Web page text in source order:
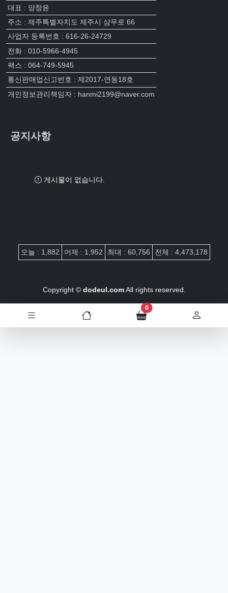
대표 : 양창윤
주소 : 제주특별자치도 제주시 삼무로 66
사업자 등록번호 : 616-26-24729
전화 : 010-5966-4945
팩스 : 064-749-5945
통신판매업신고번호 : 제2017-연동18호
개인정보관리책임자 : hanmi2199@naver.com
공지사항
게시물이 없습니다.
접속자집계
오늘 : 1,882 어제 : 1,952 최대 : 60,756 전체 : 4,473,178
Copyright © dodeul.comAll rights reserved.
0장바구니 담은 개수